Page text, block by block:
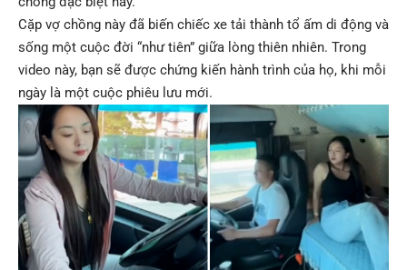
Cặp vợ chồng này đã biến chiếc xe tải thành tổ ấm di động và
sống một cuộc đời “như tiên” giữa lòng thiên nhiên. Trong
video này, bạn sẽ được chứng kiến hành trình của họ, khi mỗi
ngày là một cuộc phiêu lưu mới.